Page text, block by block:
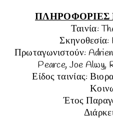
ΠΛΗΡΟΦΟΡΙΕΣ
Ταινία:
Σκηνοθεσία:
Πρωταγωνιστούν:
Pearce, Joe Alwy,
Είδος ταινίας:
Έτος